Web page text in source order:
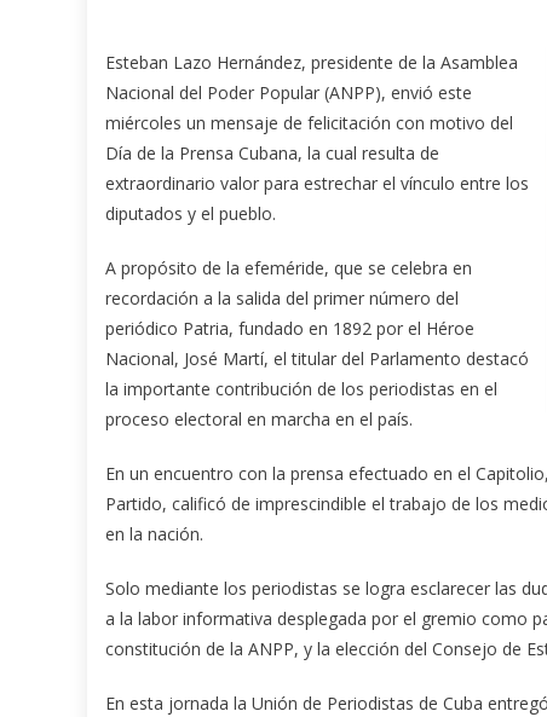
Esteban Lazo Hernández, presidente de la Asamblea
Nacional del Poder Popular (ANPP), envió este
miércoles un mensaje de felicitación con motivo del
Día de la Prensa Cubana, la cual resulta de
extraordinario valor para estrechar el vínculo entre los
diputados y el pueblo.
A propósito de la efeméride, que se celebra en
recordación a la salida del primer número del
periódico Patria, fundado en 1892 por el Héroe
Nacional, José Martí, el titular del Parlamento destacó
la importante contribución de los periodistas en el
proceso electoral en marcha en el país.
En un encuentro con la prensa efectuado en el
Partido, calificó de imprescindible el trabajo de los
en la nación.
Solo mediante los periodistas se logra esclarecer las
a la labor informativa desplegada por el gremio como
constitución de la ANPP, y la elección del Consejo de
En esta jornada la Unión de Periodistas de Cuba